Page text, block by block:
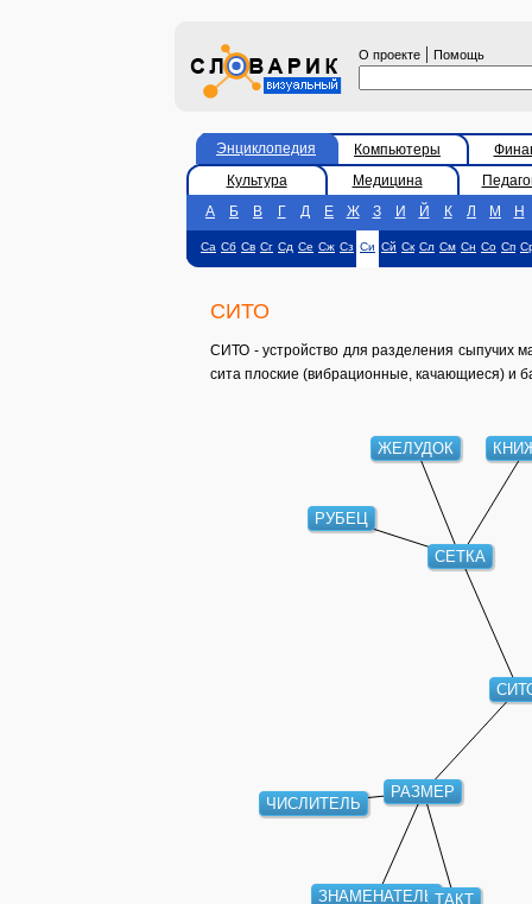
О проекте | Помощь
Энциклопедия Компьютеры
Культура
Медицина
А
Б В Г Д Е Ж З И Й К Л М Н
Са Сб Св Сг Сд Се Сж Сз Си Сй Ск Сл См Сн Со Сп
СИТО
СИТО - устройство для разделения сыпучих
сита плоские (вибрационные, качающиеся) и
СЕТКА
РАЗМЕР
РУБЕЦ
ЖЕЛУДОК
ЧИСЛИТЕЛЬ
ЗНАМЕНАТЕЛЬ ТАКТ